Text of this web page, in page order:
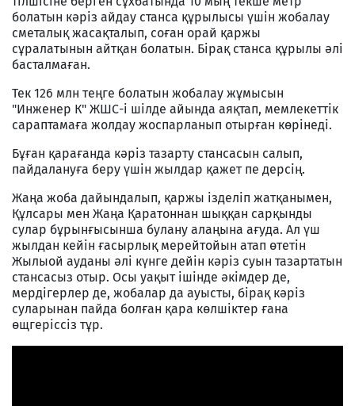
болатын кәріз айдау станса құрылысы үшін жобалау
сметалық жасақталып, соған орай қаржы
сұралатынын айтқан болатын. Бірақ станса құрылы әлі
басталмаған.
Тек 126 млн теңге болатын жобалау жұмысын
"Инженер К" ЖШС-і шілде айында аяқтап, мемлекеттік
сараптамаға жолдау жоспарланып отырған көрінеді.
Бұған қарағанда кәріз тазарту стансасын салып,
пайдалануға беру үшін жылдар қажет пе дерсің.
Жаңа жоба дайындалып, қаржы ізделіп жатқанымен,
Құлсары мен Жаңа Қаратоннан шыққан сарқынды
сулар бұрынғысынша булану алаңына ағуда. Ал үш
жылдан кейін ғасырлық мерейтойын атап өтетін
Жылыой ауданы әлі күнге дейін кәріз суын тазартатын
стансасыз отыр. Осы уақыт ішінде әкімдер де,
мердігерлер де, жобалар да ауысты, бірақ кәріз
суларынан пайда болған қара көлшіктер ғана
өщгеріссіз тұр.